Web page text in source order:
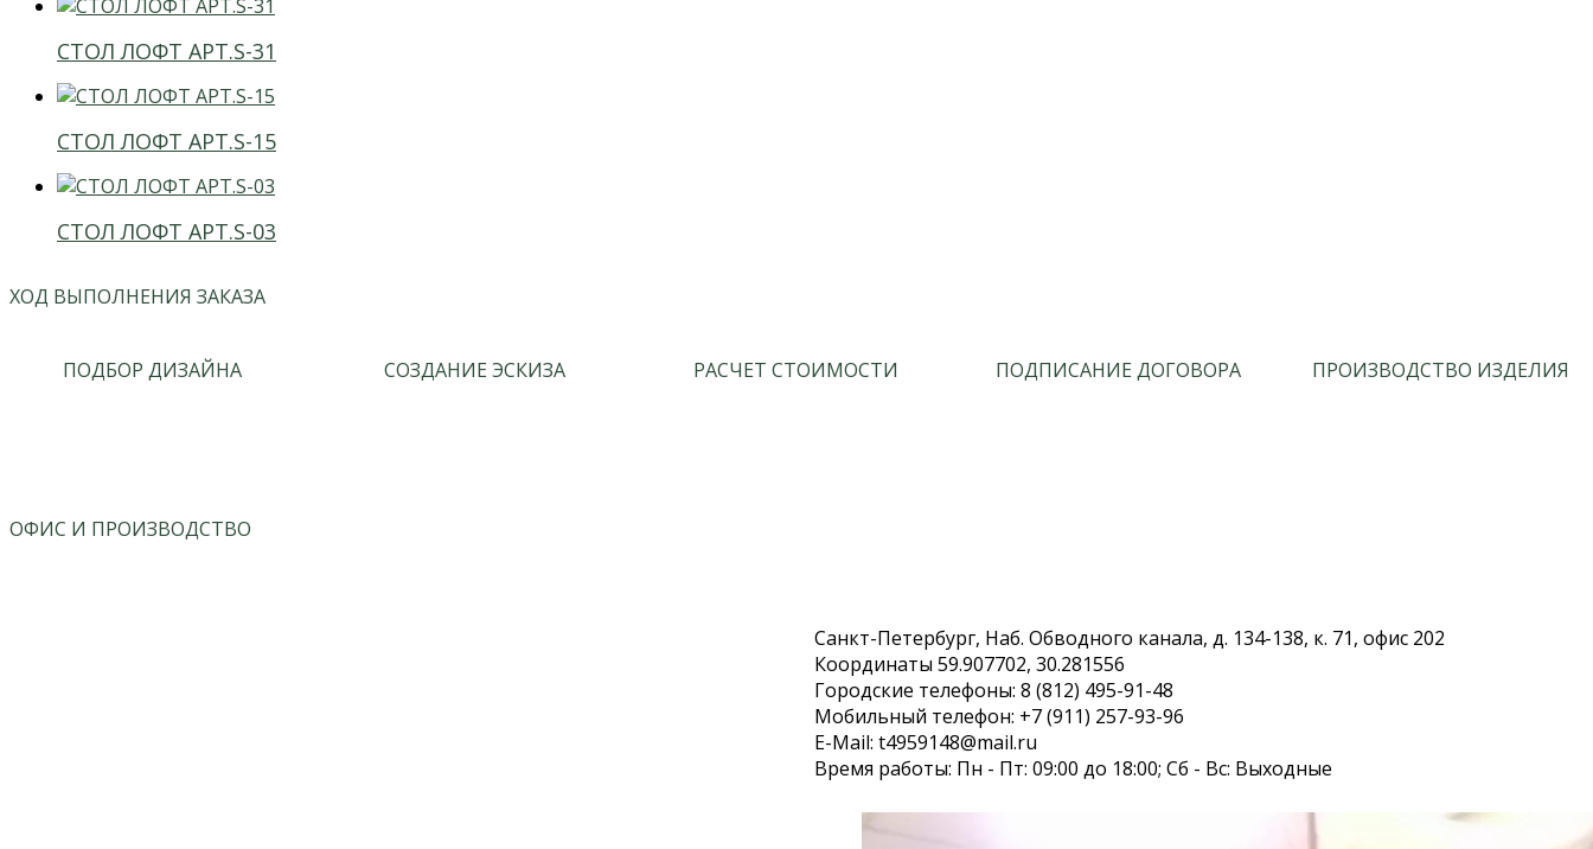
СТОЛ ЛОФТ АРТ.S-31
СТОЛ ЛОФТ АРТ.S-15
СТОЛ ЛОФТ АРТ.S-03
ХОД ВЫПОЛНЕНИЯ ЗАКАЗА
ПОДБОР ДИЗАЙНА СОЗДАНИЕ ЭСКИЗА РАСЧЕТ СТОИМОСТИ ПОДПИСАНИЕ ДОГОВОРА ПРОИЗВОДСТВО ИЗДЕЛИЯ
ОФИС И ПРОИЗВОДСТВО
Санкт-Петербург, Наб. Обводного канала, д. 134-138, к. 71, офис 202
Координаты 59.907702, 30.281556
Городские телефоны: 8 (812) 495-91-48
Мобильный телефон: +7 (911) 257-93-96
E-Mail: t4959148@mail.ru
Время работы: Пн - Пт: 09:00 до 18:00; Сб - Вс: Выходные